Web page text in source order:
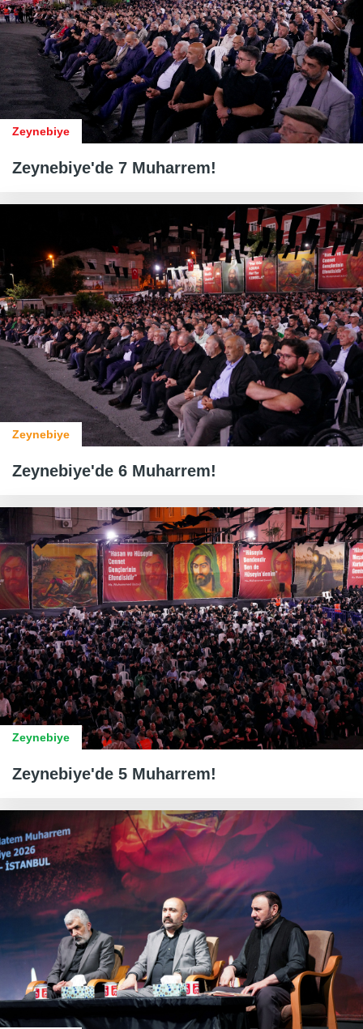
Zeynebiye
Zeynebiye'de 7 Muharrem!
Zeynebiye
Zeynebiye'de 6 Muharrem!
Zeynebiye
Zeynebiye'de 5 Muharrem!